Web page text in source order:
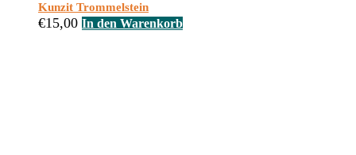
Kunzit Trommelstein
€15,00 In den Warenkorb